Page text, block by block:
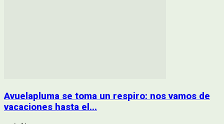
Avuelapluma se toma un respiro: nos vamos de
vacaciones hasta el...